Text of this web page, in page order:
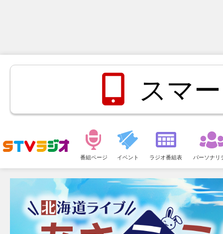
スマ
ュ
ー
番組ページ イベント ラジオ番組表 パーソナリ